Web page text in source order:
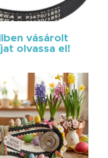
vásárolt
olvassa el!